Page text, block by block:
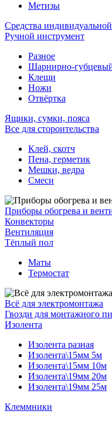
Метизы
Средства
Ручной инструмент
Разное
Шарнирно-
Клещи
Ножи
Отвёртка
Ящики, сумки, пояса
Все для стороительства
Клей, скотч
Пена, герметик
Мешки, ведра
Смеси
Приборы обогрева и
Конвекторы
Вентиляция
Тёплый пол
Маты
Термостат
Всё для электромонтажа
Гвозди для монтажного
Изолента
Изолента разная
Изолента\15мм 5м
Изолента\15мм 10м
Изолента\19мм 20м
Изолента\19мм 25м
Клеммники